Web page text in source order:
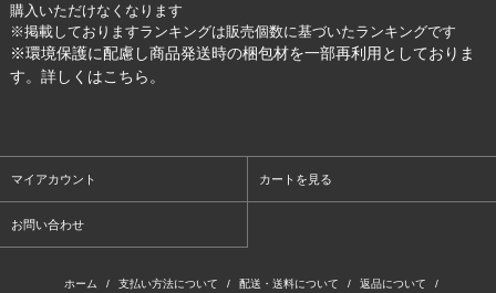
購入いただけなくなります
※掲載しておりますランキングは販売個数に基づいたランキングです
※環境保護に配慮し商品発送時の梱包材を一部再利用としておりま
す。詳しくはこちら 。
マイアカウント カートを見る
お問い合わせ
ホーム / 支払い方法について / 配送・送料について / 返品について /